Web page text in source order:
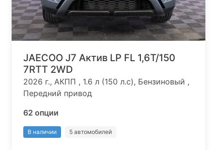
JAECOO J7 Актив LP FL 1,6T/150
7RTT 2WD
2026 г., АКПП , 1.6 л (150 л.с), Бензиновый ,
Передний привод
62 опции
В наличии 5 автомобилей